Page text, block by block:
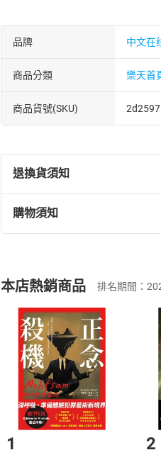
品牌 中文在
商品分類 樂天首
商品貨號(SKU)
退換貨須知
退換貨規定：
(一)依消費者保護法第19
(二)消費者訂購本店鋪
且已下載/存取電子書，不
退貨方式：您欲取消訂單
貨」，本店鋪將依您的申
請注意，樂天市場須以整
購物須知
挑選商品
Choose
購書後，如何開始使
Step1.選擇閱讀載
本店熱銷商品 排名期間：
1 2